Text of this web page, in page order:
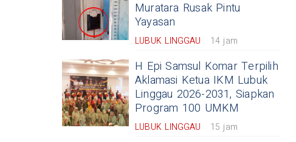
Muratara Rusak Pintu
Yayasan
LUBUK LINGGAU 14 jam
H Epi Samsul Komar Terpilih
Aklamasi Ketua IKM Lubuk
Linggau 2026-2031, Siapkan
Program 100 UMKM
LUBUK LINGGAU 15 jam